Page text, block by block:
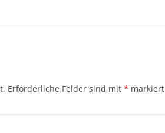
Erforderliche Felder sind mit * markiert